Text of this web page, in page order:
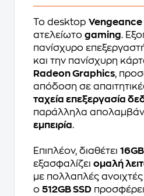
Το desktop Vengeance
ατελείωτο gaming.
πανίσχυρο
και την πανίσχυρη
Radeon Graphics,
απόδοση σε
ταχεία επεξεργασία
παράλληλα
εμπειρία.
Επιπλέον, διαθέτει 16GB
εξασφαλίζει ομαλή
με πολλαπλές
ο 512GB SSD προσφέρει